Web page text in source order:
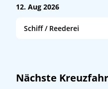
12. Aug 2026
Schiff / Reederei
Nächste